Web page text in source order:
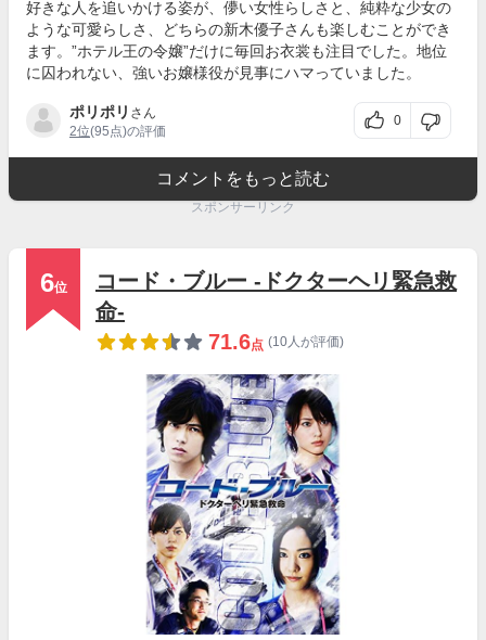
好きな人を追いかける姿が、儚い女性らしさと、純粋な少女の
ような可愛らしさ、どちらの新木優子さんも楽しむことができ
ます。”ホテル王の令嬢”だけに毎回お衣裳も注目でした。地位
に囚われない、強いお嬢様役が見事にハマっていました。
ポリポリ さん
2位(95点)の評価
0
コメントをもっと読む
スポンサーリンク
6位
コード・ブルー -ドクターヘリ緊急救
命-
71.6点 (10人が評価)